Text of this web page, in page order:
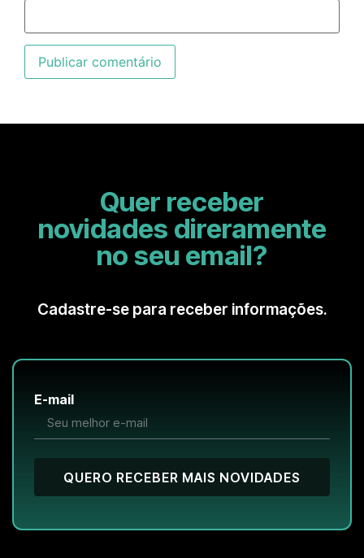
Quer receber
novidades direramente
no seu email?
Cadastre-se para receber informações.
E-mail
QUERO RECEBER MAIS NOVIDADES